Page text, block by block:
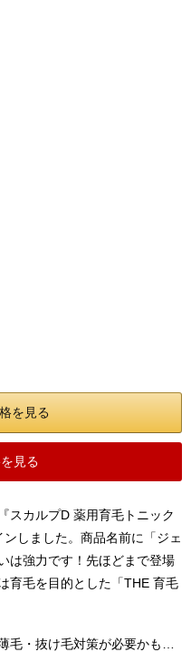
を見る
見る
スカルプD 薬用育毛トニック
しました。商品名前に「ジェ
は強力です！先ほどまで登場
育毛を目的とした「THE 育毛
毛・抜け毛対策が必要かも…